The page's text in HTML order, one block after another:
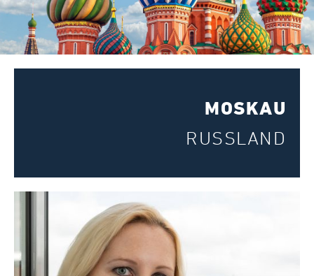
Login
Registrieren
MENSCHEN
SERVICE
MOSKAU
RUSSLAND